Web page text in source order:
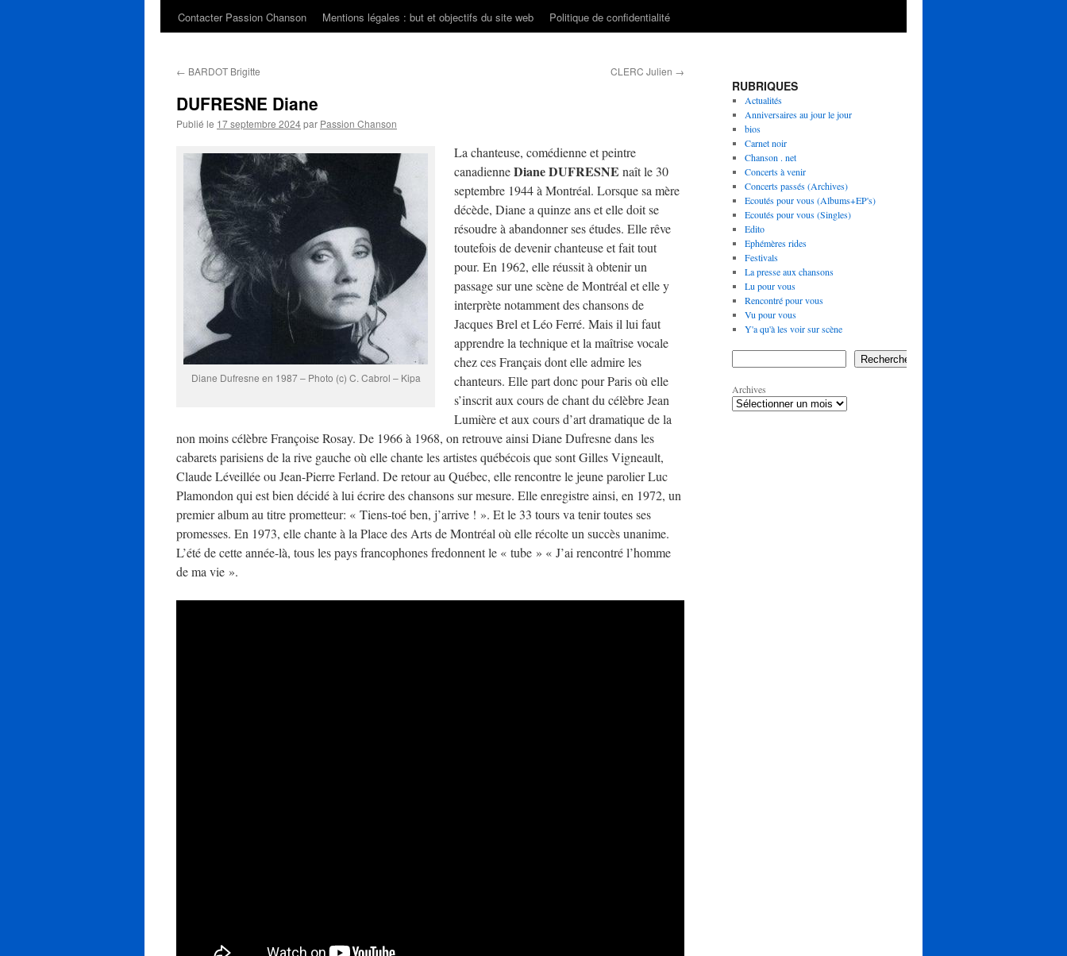
Contacter Passion Chanson
Mentions légales : but et objectifs du site web Politique de confidentialité
← BARDOT Brigitte CLERC Julien →
DUFRESNE Diane
Publié le 17 septembre 2024par Passion Chanson
Diane Dufresne en 1987 – Photo (c) C. Cabrol – Kipa
La chanteuse, comédienne et peintre
canadienneDiane DUFRESNE naît le 30
septembre 1944 à Montréal. Lorsque sa mère
décède, Diane a quinze ans et elle doit se
résoudre à abandonner ses études. Elle rêve
toutefois de devenir chanteuse et fait tout
pour. En 1962, elle réussit à obtenir un
passage sur une scène de Montréal et elle y
interprète notamment des chansons de
Jacques Brel et Léo Ferré. Mais il lui faut
apprendre la technique et la maîtrise vocale
chez ces Français dont elle admire les
chanteurs. Elle part donc pour Paris où elle
s’inscrit aux cours de chant du célèbre Jean
Lumière et aux cours d’art dramatique de la
non moins célèbre Françoise Rosay. De 1966 à 1968, on retrouve ainsi Diane Dufresne dans les
cabarets parisiens de la rive gauche où elle chante les artistes québécois que sont Gilles Vigneault,
Claude Léveillée ou Jean-Pierre Ferland. De retour au Québec, elle rencontre le jeune parolier Luc
Plamondon qui est bien décidé à lui écrire des chansons sur mesure. Elle enregistre ainsi, en 1972, un
premier album au titre prometteur: « Tiens-toé ben, j’arrive ! ». Et le 33 tours va tenir toutes ses
promesses. En 1973, elle chante à la Place des Arts de Montréal où elle récolte un succès unanime.
L’été de cette année-là, tous les pays francophones fredonnent le « tube » « J’ai rencontré l’homme
de ma vie ».
RUBRIQUES
Actualités
Anniversaires au jour le jour
bios
Carnet noir
Chanson . net
Concerts à venir
Concerts passés (Archives)
Ecoutés pour vous (Albums+EP's)
Ecoutés pour vous (Singles)
Edito
Ephémères rides
Festivals
La presse aux chansons
Lu pour vous
Rencontré pour vous
Vu pour vous
Y'a qu'à les voir sur scène
Rechercher
Archives